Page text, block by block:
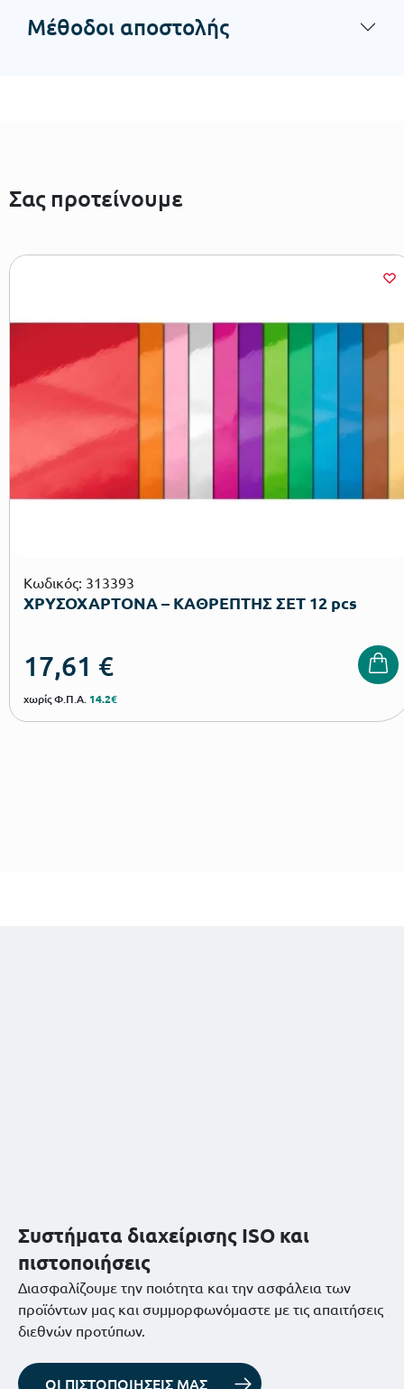
Μέθοδοι αποστολής
Σας προτείνουμε
Κωδικός: 313393
ΧΡΥΣΟΧΑΡΤΟΝΑ – ΚΑΘΡΕΠΤΗΣ ΣΕΤ 12 pcs
17,61 €
χωρίς Φ.Π.Α. 14.2€
Συστήματα διαχείρισης ISO και
πιστοποιήσεις
Διασφαλίζουμε την ποιότητα και την ασφάλεια των
προϊόντων μας και συμμορφωνόμαστε με τις απαιτήσεις
διεθνών προτύπων.
ΟΙ ΠΙΣΤΟΠΟΙΗΣΕΙΣ ΜΑΣ